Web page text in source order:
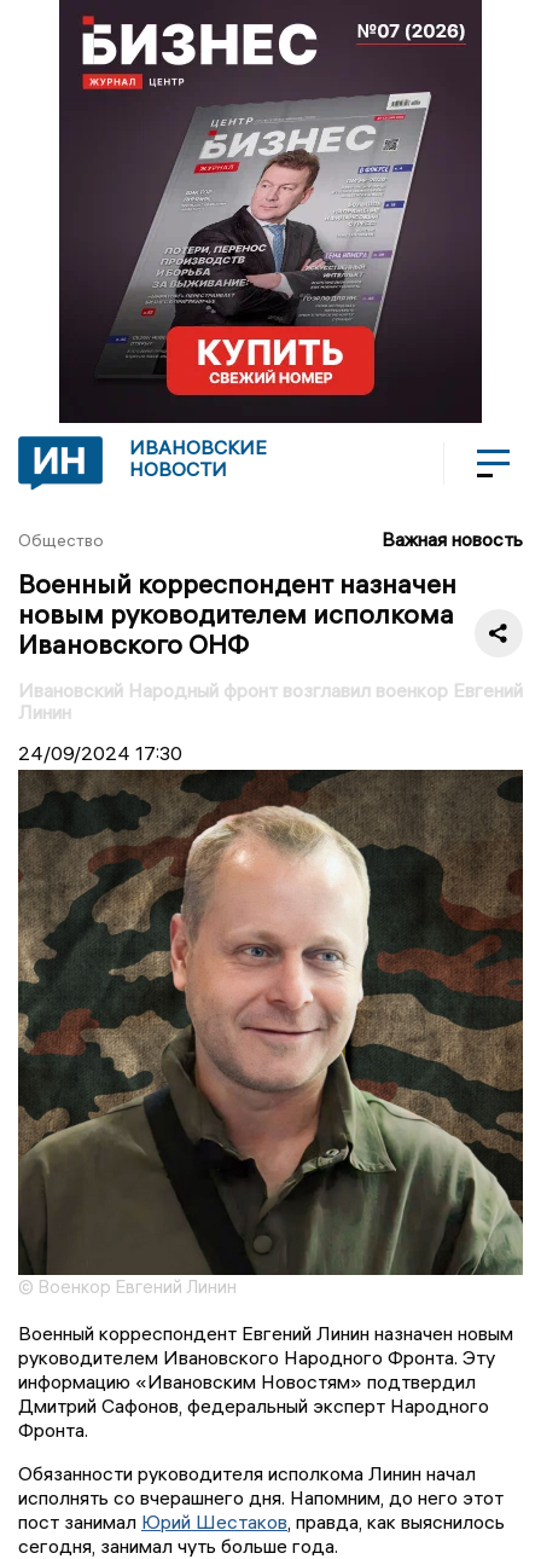
ИВАНОВСКИЕ
НОВОСТИ
Общество Важная новость
Военный корреспондент назначен
новым руководителем исполкома
Ивановского ОНФ
Ивановский Народный фронт возглавил военкор Евгений
Линин
24/09/2024 17:30
© Военкор Евгений Линин
Военный корреспондент Евгений Линин назначен новым
руководителем Ивановского Народного Фронта. Эту
информацию «Ивановским Новостям» подтвердил
Дмитрий Сафонов, федеральный эксперт Народного
Фронта.
Обязанности руководителя исполкома Линин начал
исполнять со вчерашнего дня. Напомним, до него этот
пост занимал Юрий Шестаков , правда, как выяснилось
сегодня, занимал чуть больше года.